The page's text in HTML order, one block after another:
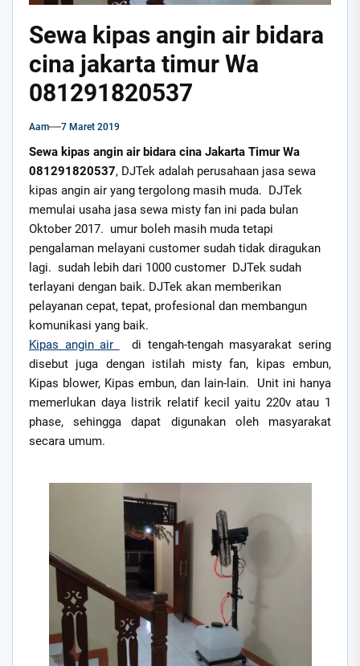
Sewa kipas angin air bidara
cina jakarta timur Wa
081291820537
Aam 7 Maret 2019
Sewa kipas angin air bidara cina Jakarta Timur Wa
081291820537, DJTek adalah perusahaan jasa sewa
kipas angin air yang tergolong masih muda. DJTek
memulai usaha jasa sewa misty fan ini pada bulan
Oktober 2017. umur boleh masih muda tetapi
pengalaman melayani customer sudah tidak diragukan
lagi. sudah lebih dari 1000 customer DJTek sudah
terlayani dengan baik. DJTek akan memberikan
pelayanan cepat, tepat, profesional dan membangun
komunikasi yang baik.
Kipas angin air
di tengah-tengah masyarakat sering
disebut juga dengan istilah misty fan, kipas embun,
Kipas blower, Kipas embun, dan lain-lain. Unit ini hanya
memerlukan daya listrik relatif kecil yaitu 220v atau 1
phase, sehingga dapat digunakan oleh masyarakat
secara umum.